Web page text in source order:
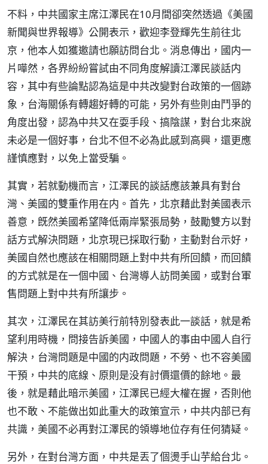
不料，中共國家主席江澤民在10月間卻突然透過《美國
新聞與世界報導》公開表示，歡迎李登輝先生前往北
京，他本人如獲邀請也願訪問台北。消息傳出，國内一
片嘩然，各界紛紛嘗試由不同角度解讀江澤民談話内
容，其中有些論點認為這是中共改變對台政策的一個跡
象，台海關係有轉趨好轉的可能，另外有些則由鬥爭的
角度出發，認為中共又在耍手段、搞陰謀，對台北來說
未必是一個好事，台北不但不必為此感到高興，還更應
謹慎應對，以免上當受騙。
其實，若就動機而言，江澤民的談話應該兼具有對台
灣、美國的雙重作用在内。首先，北京藉此對美國表示
善意，旣然美國希望降低兩岸緊張局勢，鼓勵雙方以對
話方式解決問題，北京現已採取行動，主動對台示好，
美國自然也應該在相關問題上對中共有所回饋，而回饋
的方式就是在一個中國、台灣導人訪問美國，或對台軍
售問題上對中共有所讓步。
其次，江澤民在其訪美行前特別發表此一談話，就是希
望利用時機，問接告訴美國，中國人的事由中國人自行
解決，台灣問題是中國的内政問題，不勞、也不容美國
干預，中共的底線、原則是没有討價還價的餘地。最
後，就是藉此暗示美國，江澤民已經大權在握，否則他
也不敢、不能做出如此重大的政策宣示，中共内部已有
共識，美國不必再對江澤民的領導地位存有任何猜疑。
另外，在對台灣方面，中共是丟了個燙手山芋給台北。